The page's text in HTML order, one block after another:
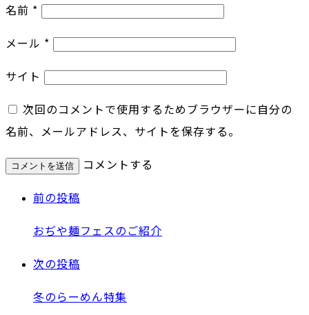
名前 *
メール *
サイト
次回のコメントで使用するためブラウザーに自分の
名前、メールアドレス、サイトを保存する。
コメントする
前の投稿
おぢや麺フェスのご紹介
次の投稿
冬のらーめん特集